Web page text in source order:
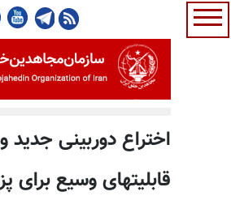
اختراع دوربینی جدید و
قابلیتهای وسیع برای